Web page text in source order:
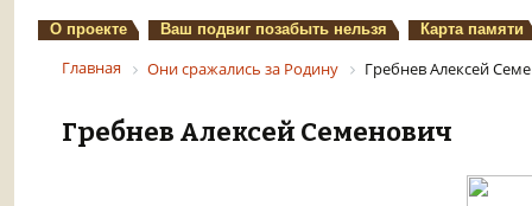
О проекте Ваш подвиг позабыть нельзя Карта памяти
Главная Они сражались за Родину Гребнев Алексей
Гребнев Алексей Семенович